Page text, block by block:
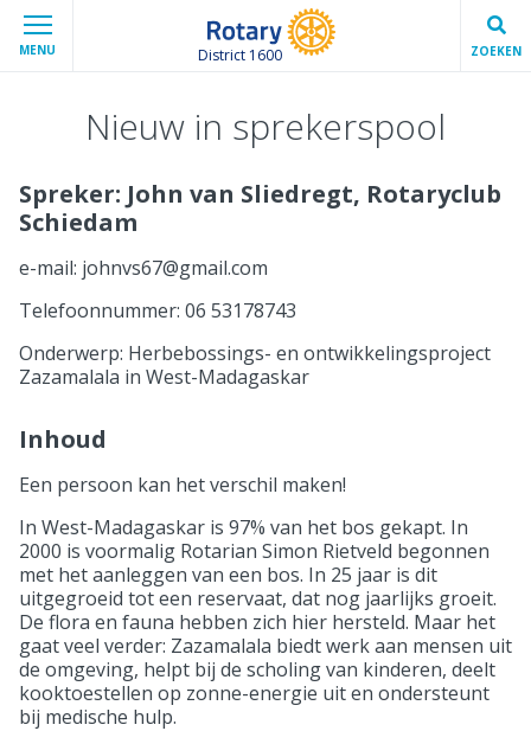
MENU District 1600 ZOEKEN
Nieuw in sprekerspool
Spreker: John van Sliedregt, Rotaryclub
Schiedam
e-mail: johnvs67@gmail.com
Telefoonnummer: 06 53178743
Onderwerp: Herbebossings- en ontwikkelingsproject
Zazamalala in West-Madagaskar
Inhoud
Een persoon kan het verschil maken!
In West-Madagaskar is 97% van het bos gekapt. In
2000 is voormalig Rotarian Simon Rietveld begonnen
met het aanleggen van een bos. In 25 jaar is dit
uitgegroeid tot een reservaat, dat nog jaarlijks groeit.
De flora en fauna hebben zich hier hersteld. Maar het
gaat veel verder: Zazamalala biedt werk aan mensen uit
de omgeving, helpt bij de scholing van kinderen, deelt
kooktoestellen op zonne-energie uit en ondersteunt
bij medische hulp.